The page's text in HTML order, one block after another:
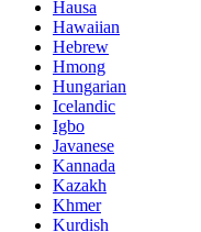
Hausa
Hawaiian
Hebrew
Hmong
Hungarian
Icelandic
Igbo
Javanese
Kannada
Kazakh
Khmer
Kurdish